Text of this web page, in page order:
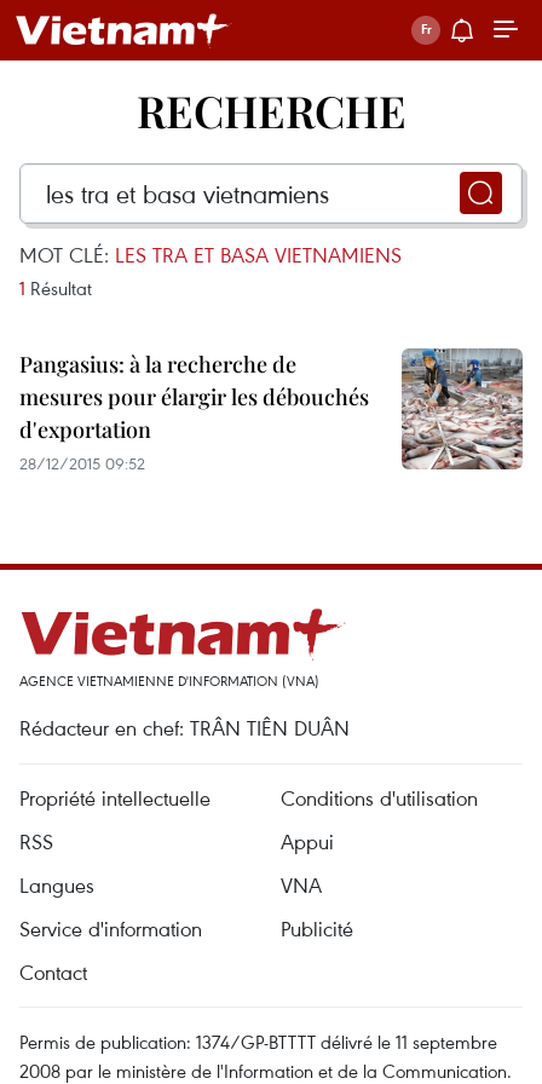
RECHERCHE
MOT CLÉ: LES TRA ET BASA VIETNAMIENS
1 Résultat
Pangasius: à la recherche de
mesures pour élargir les débouchés
d'exportation
28/12/2015 09:52
AGENCE VIETNAMIENNE D'INFORMATION (VNA)
Rédacteur en chef: TRÂN TIÊN DUÂN
Propriété intellectuelle
Conditions d'utilisation
RSS
Appui
Langues
VNA
Service d'information
Publicité
Contact
Permis de publication: 1374/GP-BTTTT délivré le 11 septembre
2008 par le ministère de l'Information et de la Communication.